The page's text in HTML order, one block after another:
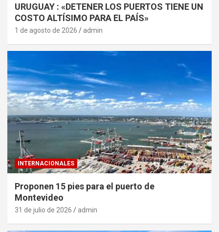
URUGUAY : «DETENER LOS PUERTOS TIENE UN
COSTO ALTÍSIMO PARA EL PAÍS»
1 de agosto de 2026 admin
INTERNACIONALES
Proponen 15 pies para el puerto de
Montevideo
31 de julio de 2026 admin